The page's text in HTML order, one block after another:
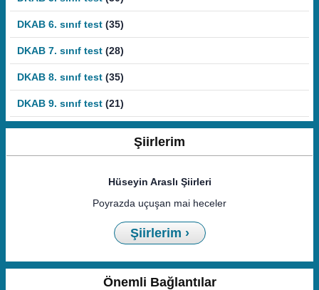
DKAB 6. sınıf test (35)
DKAB 7. sınıf test (28)
DKAB 8. sınıf test (35)
DKAB 9. sınıf test (21)
Şiirlerim
Hüseyin Araslı Şiirleri
Poyrazda uçuşan mai heceler
Şiirlerim ›
Önemli Bağlantılar